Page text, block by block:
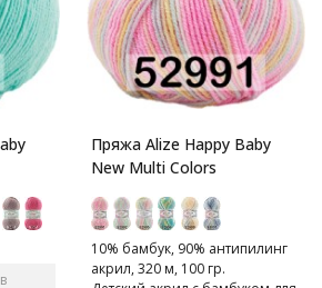
Пряжа Alize Happy Baby
New Multi Colors
10% бамбук, 90% антипилинг
акрил, 320 м, 100 гр.